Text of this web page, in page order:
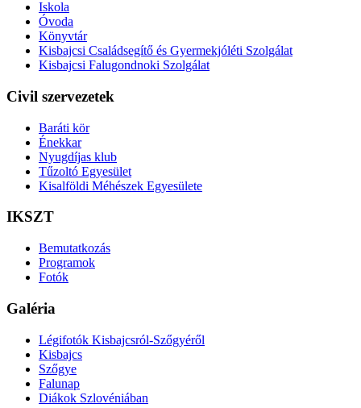
Iskola
Óvoda
Könyvtár
Kisbajcsi Családsegítő és Gyermekjóléti Szolgálat
Kisbajcsi Falugondnoki Szolgálat
Civil szervezetek
Baráti kör
Énekkar
Nyugdíjas klub
Tűzoltó Egyesület
Kisalföldi Méhészek Egyesülete
IKSZT
Bemutatkozás
Programok
Fotók
Galéria
Légifotók Kisbajcsról-Szőgyéről
Kisbajcs
Szőgye
Falunap
Diákok Szlovéniában